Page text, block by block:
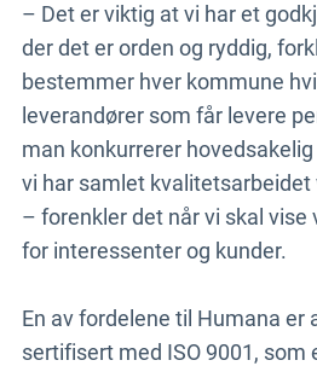
– Det er viktig at vi har et
der det er orden og ryddig,
bestemmer hver kommune
leverandører som får levere
man konkurrerer
vi har samlet
– forenkler det når vi skal vise
for interessenter og kunder.
En av fordelene til Humana er
sertifisert med ISO 9001, som